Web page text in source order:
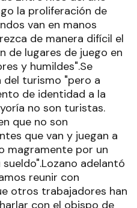
la proliferación de
van en manos
de manera difícil el
de lugares de juego en
y humildes".Se
del turismo "pero a
de identidad a la
no son turistas.
que no son
que van y juegan a
magramente por un
adelantó
reunir con
otros trabajadores han
con el obispo de